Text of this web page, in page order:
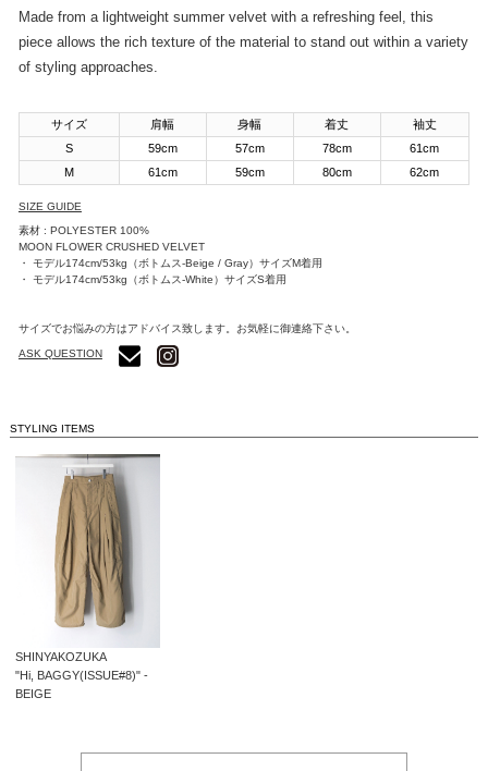
Made from a lightweight summer velvet with a refreshing feel, this
piece allows the rich texture of the material to stand out within a variety
of styling approaches.
サイズ 肩幅 身幅 着丈
袖丈
S
59cm 57cm 78cm
61cm
M
61cm 59cm 80cm 62cm
SIZE GUIDE
素材 : POLYESTER 100%
MOON FLOWER CRUSHED VELVET
・ モデル174cm/53kg（ボトムス-Beige / Gray）サイズM着用
・ モデル174cm/53kg（ボトムス-White）サイズS着用
サイズでお悩みの方はアドバイス致します。お気軽に御連絡下さい。
ASK QUESTION
STYLING ITEMS
SHINYAKOZUKA
"Hi, BAGGY(ISSUE#8)" -
BEIGE